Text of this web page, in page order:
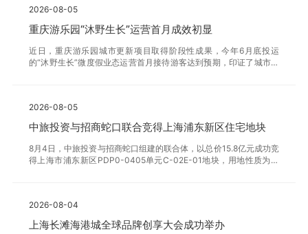
2026-08-05
重庆游乐园“沐野生长”运营首月成效初显
近日，重庆游乐园城市更新项目取得阶段性成果，今年6月底投运
的“沐野生长”微度假业态运营首月接待游客达到预期，印证了城市高
00平方米，深度融合了重庆本土地域特色与巴厘岛轻奢休闲度假风
格，打造出兼具自然野趣、潮流休闲的沉浸式消费场景，收获市民游
客广泛好评。此外，多家主流媒体对“沐野生长”进行报道，市区两级
文旅委及区政府对业态开展实地调研，重庆住建官方平台予以专题推
介，试点示范成效初显。此次首期业态顺利投运，起到预热
2026-08-05
中旅投资与招商蛇口联合竞得上海浦东新区住宅地块
8月4日，中旅投资与招商蛇口组建的联合体，以总价15.8亿元成功竞
得上海市浦东新区PDP0-0405单元C-02E-01地块，用地性质为城
境、安澜、壹江臻邸等住宅项目。此次新获地块紧邻中旅投资与招商
蛇口去年联合推售的壹江臻邸项目，区位协同优势显著、有助于强化
区域深耕。项目将由双方联合操盘，中旅投资持股30%。中旅投资将
2026-08-04
上海长滩海港城全球品牌创享大会成功举办